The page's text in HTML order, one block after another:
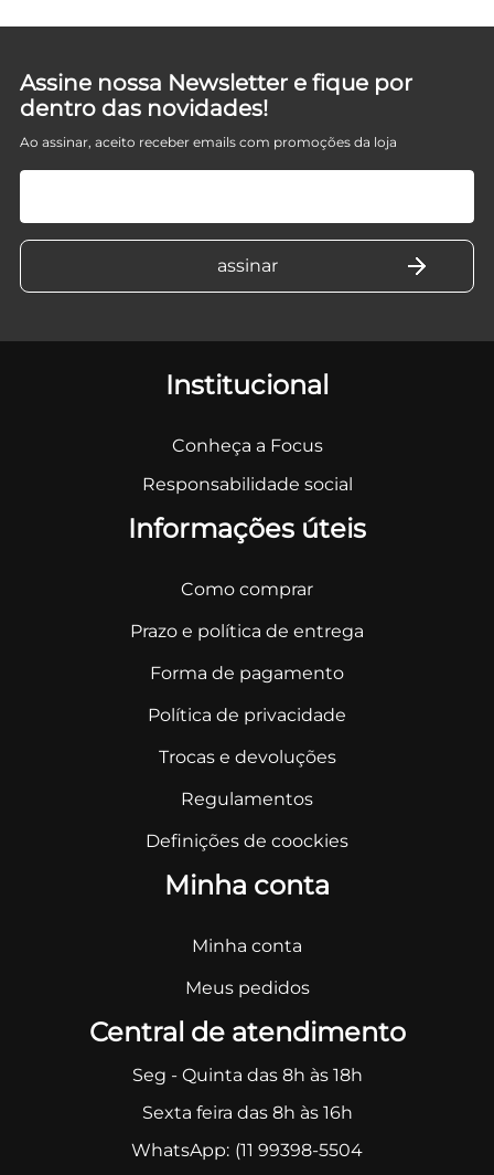
Assine nossa Newsletter e fique por
dentro das novidades!
Ao assinar, aceito receber emails com promoções da loja
Institucional
Conheça a Focus
Responsabilidade social
Informações úteis
Como comprar
Prazo e política de entrega
Forma de pagamento
Política de privacidade
Trocas e devoluções
Regulamentos
Definições de coockies
Minha conta
Minha conta
Meus pedidos
Central de atendimento
Seg - Quinta das 8h às 18h
Sexta feira das 8h às 16h
WhatsApp: (11 99398-5504